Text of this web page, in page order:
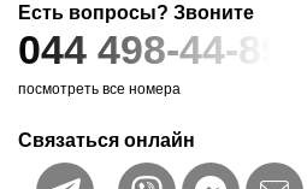
Есть вопросы? Звоните
044 498-44-89
посмотреть все номера
Связаться онлайн